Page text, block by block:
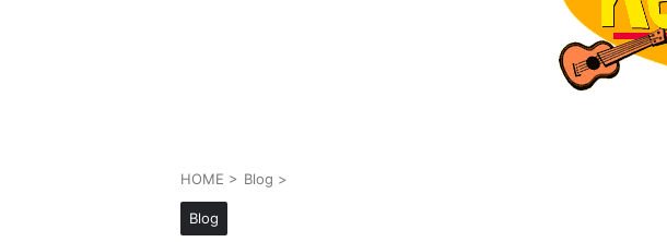
HOME > Blog >
Blog